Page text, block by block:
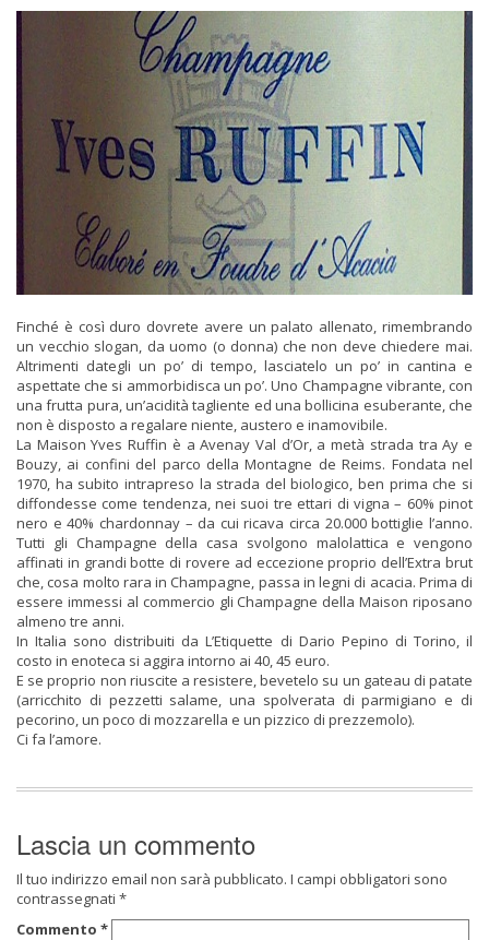
Finché è così duro dovrete avere un palato allenato, rimembrando
un vecchio slogan, da uomo (o donna) che non deve chiedere mai.
Altrimenti dategli un po’ di tempo, lasciatelo un po’ in cantina e
aspettate che si ammorbidisca un po’. Uno Champagne vibrante, con
una frutta pura, un’acidità tagliente ed una bollicina esuberante, che
non è disposto a regalare niente, austero e inamovibile.
La Maison Yves Ruffin è a Avenay Val d’Or, a metà strada tra Ay e
Bouzy, ai confini del parco della Montagne de Reims. Fondata nel
1970, ha subito intrapreso la strada del biologico, ben prima che si
diffondesse come tendenza, nei suoi tre ettari di vigna – 60% pinot
nero e 40% chardonnay – da cui ricava circa 20.000 bottiglie l’anno.
Tutti gli Champagne della casa svolgono malolattica e vengono
affinati in grandi botte di rovere ad eccezione proprio dell’Extra brut
che, cosa molto rara in Champagne, passa in legni di acacia. Prima di
essere immessi al commercio gli Champagne della Maison riposano
almeno tre anni.
In Italia sono distribuiti da L’Etiquette di Dario Pepino di Torino, il
costo in enoteca si aggira intorno ai 40, 45 euro.
E se proprio non riuscite a resistere, bevetelo su un gateau di patate
(arricchito di pezzetti salame, una spolverata di parmigiano e di
pecorino, un poco di mozzarella e un pizzico di prezzemolo).
Ci fa l’amore.
Lascia un commento
Il tuo indirizzo email non sarà pubblicato. I campi obbligatori sono
contrassegnati *
Commento *